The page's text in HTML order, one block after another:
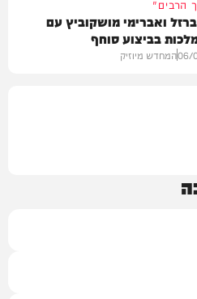
הרבים"
ואברימי מושקוביץ עם
בביצוע סוחף
06/המחדש מיוזיק